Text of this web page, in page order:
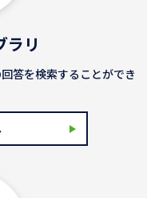
ラリ
答を検索することができ